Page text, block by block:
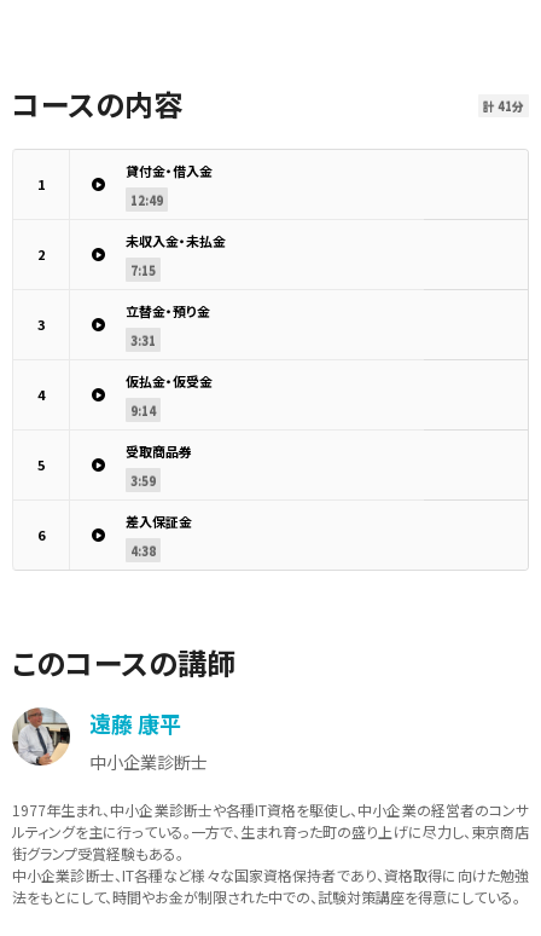
コースの内容 計 41分
1
貸付金・借入金
12:49
2
未収入金・未払金
7:15
3
立替金・預り金
3:31
4
仮払金・仮受金
9:14
5
受取商品券
3:59
6
差入保証金
4:38
このコースの講師
遠藤 康平
中小企業診断士
1977年生まれ、中小企業診断士や各種IT資格を駆使し、中小企業の経営者のコンサ
ルティングを主に行っている。一方で、生まれ育った町の盛り上げに尽力し、東京商店
街グランプ受賞経験もある。
中小企業診断士、IT各種など様々な国家資格保持者であり、資格取得に向けた勉強
法をもとにして、時間やお金が制限された中での、試験対策講座を得意にしている。